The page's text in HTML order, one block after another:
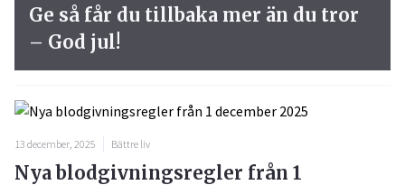
Ge så får du tillbaka mer än du tror
– God jul!
13 december, 2025 Bättre liv
Nya blodgivningsregler från 1